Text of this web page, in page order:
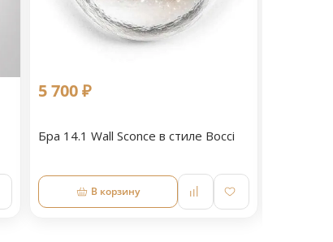
5 700 ₽
Бра 14.1 Wall Sconce в стиле Bocci
В корзину